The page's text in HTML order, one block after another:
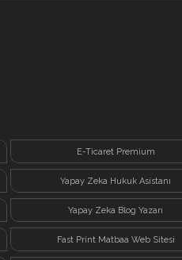
E-Ticaret Premium
Yapay Zeka Hukuk Asistanı
Yapay Zeka Blog Yazarı
Fast Print Matbaa Web Sitesi